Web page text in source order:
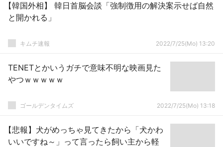
【韓国外相】 韓日首脳会談「強制徴用の解決案示せば自然
と開かれる」
キムチ速報 2022/7/25(Mo) 13:20
TENETとかいうガチで意味不明な映画見た
やつｗｗｗｗｗ
ゴールデンタイムズ 2022/7/25(Mo) 13:18
【悲報】犬がめっちゃ見てきたから「犬かわ
いいですね～」って言ったら飼い主から軽